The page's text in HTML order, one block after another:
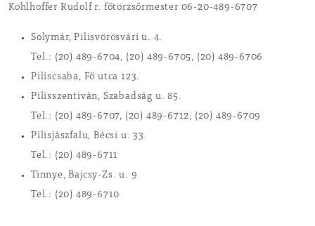
Kohlhoffer Rudolf r. főtörzsőrmester 06-20-489-6707
Solymár, Pilisvörösvári u. 4.
Tel.: (20) 489-6704, (20) 489-6705, (20) 489-6706
Piliscsaba, Fő utca 123.
Pilisszentiván, Szabadság u. 85.
Tel.: (20) 489-6707, (20) 489-6712, (20) 489-6709
Pilisjászfalu, Bécsi u. 33.
Tel.: (20) 489-6711
Tinnye, Bajcsy-Zs. u. 9
Tel.: (20) 489-6710